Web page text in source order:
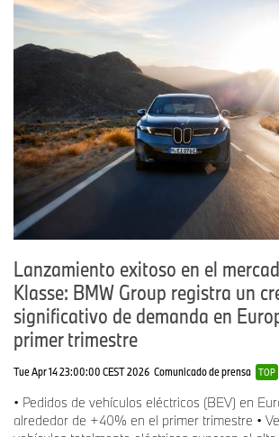
Lanzamiento exitoso en el
Klasse: BMW Group registra un
significativo de demanda en
primer trimestre
Tue Apr 14 23:00:00 CEST 2026 Comunicado de prensa TOP
• Pedidos de vehículos eléctricos (BEV) en
alrededor de +40% en el primer trimestre •